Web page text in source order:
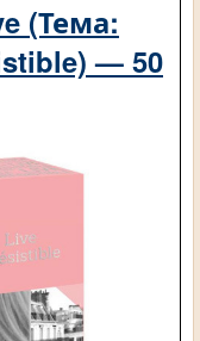
(Тема:
— 50